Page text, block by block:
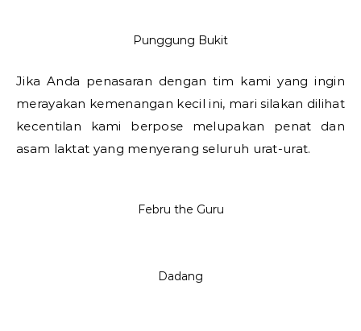
Punggung Bukit
Jika Anda penasaran dengan tim kami yang ingin
merayakan kemenangan kecil ini, mari silakan dilihat
kecentilan kami berpose melupakan penat dan
asam laktat yang menyerang seluruh urat-urat.
Febru the Guru
Dadang